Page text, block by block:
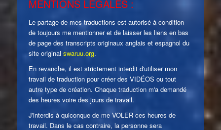
MENTIONS LÉGALES :
Le partage de mes traductions est autorisé à condition
de toujours me mentionner et de laisser les liens en bas
de page des transcripts originaux anglais et espagnol du
site originalswaruu.org.
En revanche, il est strictement interdit d'utiliser mon
travail de traduction pour créer des VIDÉOS ou tout
autre type de création. Chaque traduction m'a demandé
des heures voire des jours de travail.
J'interdis à quiconque de me VOLER ces heures de
travail. Dans le cas contraire, la personne sera